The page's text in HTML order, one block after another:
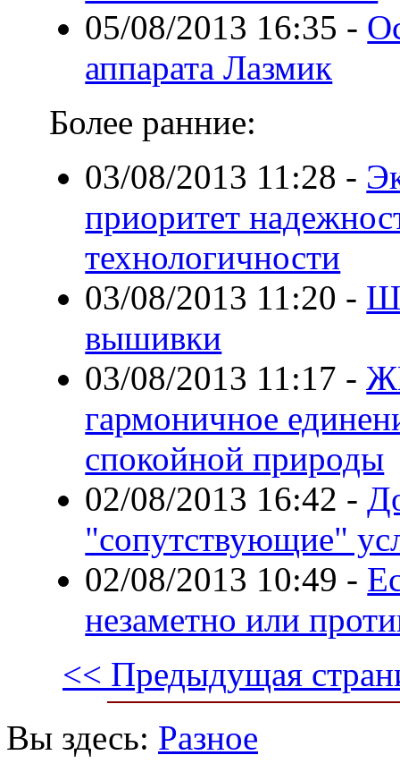
05/08/2013 16:35 -
аппарата Лазмик
Более ранние:
03/08/2013 11:28 -
приоритет
технологичности
03/08/2013 11:20 -
вышивки
03/08/2013 11:17 -
гармоничное
спокойной природы
02/08/2013 16:42 -
"сопутствующие"
02/08/2013 10:49 -
незаметно или
<< Предыдущая
Вы здесь: Разное